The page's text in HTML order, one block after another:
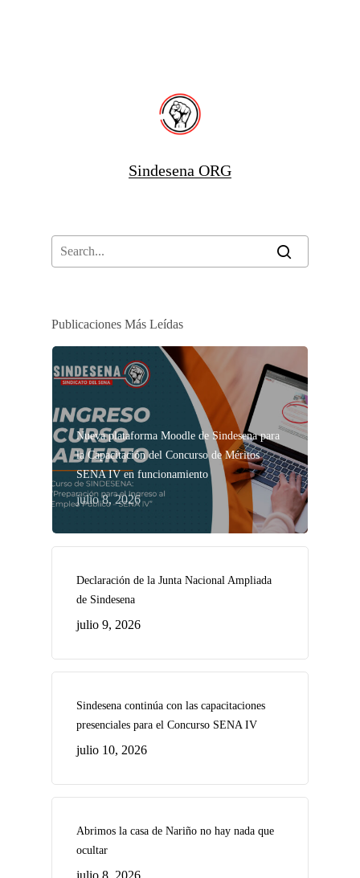
Sindesena ORG
Publicaciones Más Leídas
Nueva plataforma Moodle de Sindesena para
la Capacitación del Concurso de Méritos
SENA IV en funcionamiento
julio 8, 2026
Declaración de la Junta Nacional Ampliada
de Sindesena
julio 9, 2026
Sindesena continúa con las capacitaciones
presenciales para el Concurso SENA IV
julio 10, 2026
Abrimos la casa de Nariño no hay nada que
ocultar
julio 8, 2026